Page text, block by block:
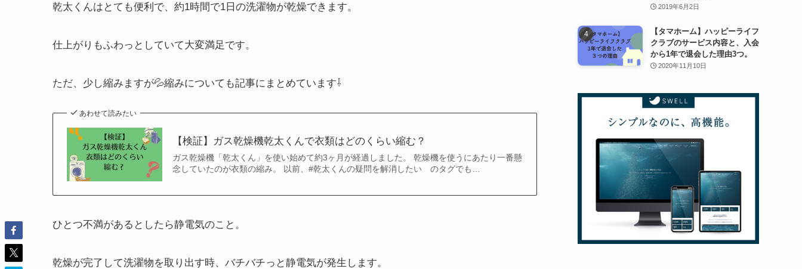
乾太くんはとても便利で、約1時間で1日の洗濯物が乾燥できます。
仕上がりもふわっとしていて大変満足です。
ただ、少し縮みますが💦縮みについても記事にまとめています⇩
あわせて読みたい
【検証】ガス乾燥機乾太くんで衣類はどのくらい縮む？
ガス乾燥機「乾太くん」を使い始めて約3ヶ月が経過しました。 乾燥機を使うにあたり一番懸
念していたのが衣類の縮み。 以前、#乾太くんの疑問を解消したい のタグでも…
ひとつ不満があるとしたら静電気のこと。
乾燥が完了して洗濯物を取り出す時、バチバチっと静電気が発生します。
2019年6月2日
【タマホーム】ハッピーライフ
クラブのサービス内容と、入会
から1年で退会した理由3つ。
2020年11月10日